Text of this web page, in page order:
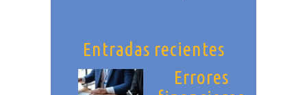
Entradas recientes
Errores